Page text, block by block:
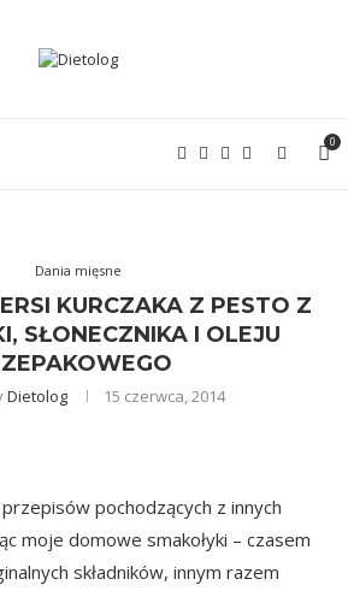
0
Dania mięsne
KURCZAKA Z PESTO Z
SŁONECZNIKA I OLEJU
Dietolog 15 czerwca, 2014
pochodzących z innych
moje domowe smakołyki – czasem
składników, innym razem